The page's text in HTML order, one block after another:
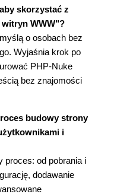
(39)
(39)
(43)
(44)
(46)
Nuke (49)
(53)
(57)
(57)
skorzystać z
witryn WWW"?
o osobach bez
Wyjaśnia krok po
PHP-Nuke
bez znajomości
budowy strony
i
proces: od pobrania i
dodawanie